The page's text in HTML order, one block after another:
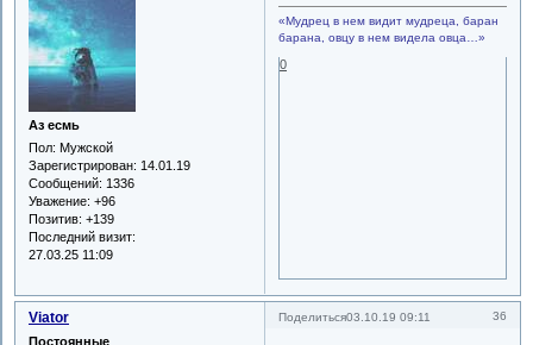
Аз есмь
Пол: Мужской
Зарегистрирован: 14.01.19
Сообщений: 1336
Уважение: +96
Позитив: +139
Последний визит:
27.03.25 11:09
«Мудрец в нем видит мудреца, баран
барана, овцу в нем видела овца…»
0
Поделиться 36
03.10.19 09:11
Viator
Постоянные